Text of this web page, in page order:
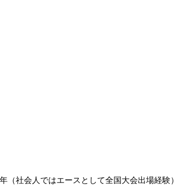
（社会人ではエースとして全国大会出場経験）